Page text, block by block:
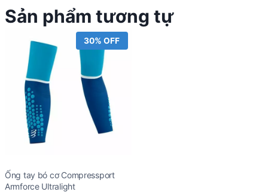
Sản phẩm tương tự
30% OFF
Ống tay bó cơ Compressport
Armforce Ultralight